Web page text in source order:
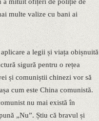
a mituit ofițeri de poliție de
multe valize cu bani ai
a legii și viața obișnuită
sigură pentru o rețea
și comuniștii chinezi vor să
cum este China comunistă.
nu mai există în
„Nu”. Știu că bravul și